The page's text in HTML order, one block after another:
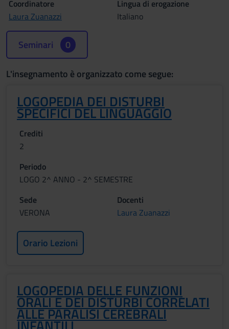
Coordinatore
Laura Zuanazzi
Lingua di erogazione
Italiano
Seminari 0
L'insegnamento è organizzato come segue:
LOGOPEDIA DEI DISTURBI
SPECIFICI DEL LINGUAGGIO
Crediti
2
Periodo
LOGO 2^ ANNO - 2^ SEMESTRE
Sede
VERONA
Docenti
Laura Zuanazzi
Orario Lezioni
LOGOPEDIA DELLE FUNZIONI
ORALI E DEI DISTURBI CORRELATI
ALLE PARALISI CEREBRALI